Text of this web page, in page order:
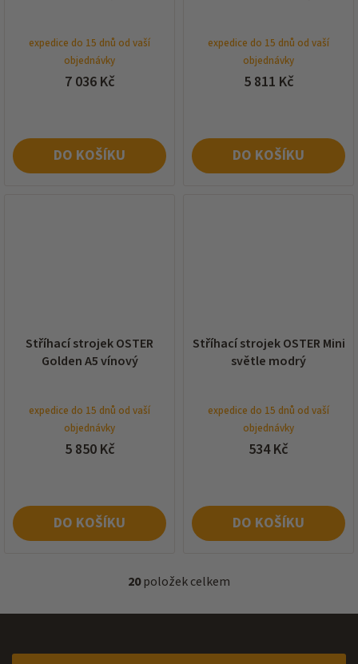
expedice do 15 dnů od vaší
objednávky
7 036 Kč
DO KOŠÍKU
expedice do 15 dnů od vaší
objednávky
5 811 Kč
DO KOŠÍKU
Stříhací strojek OSTER
Golden A5 vínový
expedice do 15 dnů od vaší
objednávky
5 850 Kč
DO KOŠÍKU
Stříhací strojek OSTER Mini
světle modrý
expedice do 15 dnů od vaší
objednávky
534 Kč
DO KOŠÍKU
O
l
d
20položek celkem